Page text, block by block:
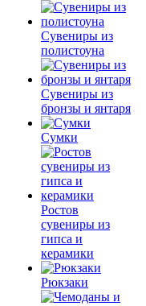
Сувениры из
полистоуна
Сувениры из
бронзы и янтаря
Сумки
Ростов
сувениры из
гипса и
керамики
Рюкзаки